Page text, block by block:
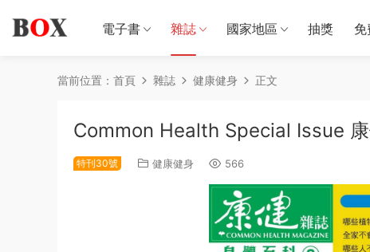
電子書 雜誌 國家地區 抽獎 免
當前位置： 首頁 雜誌 健康健身 正文
Common Health Special Issue
特刊30號 健康健身 566